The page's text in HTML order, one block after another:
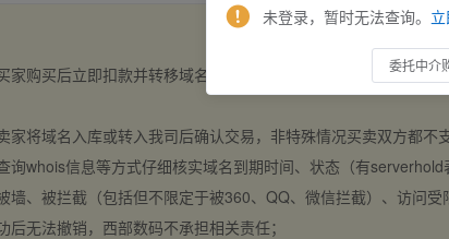
家购买后立即扣款并转移域名，交易自动完成。买卖双方都不支
家将域名入库或转入我司后确认交易，非特殊情况买卖双方都不
询whois信息等方式仔细核实域名到期时间、状态（有
墙、被拦截（包括但不限定于被360、QQ、微信拦截）、访问受
后无法撤销，西部数码不承担相关责任；
未登录，暂时无法查询。
委托中介